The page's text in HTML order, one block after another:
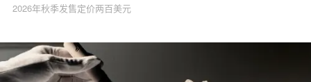
2026年秋季发售定价两百美元